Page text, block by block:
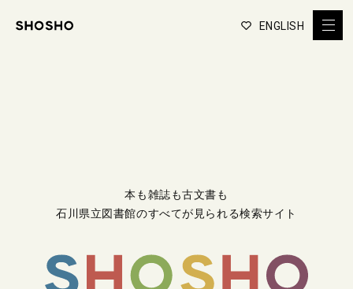
ENGLISH
本も雑誌も古文書も
石川県立図書館のすべてが見られる検索サイト